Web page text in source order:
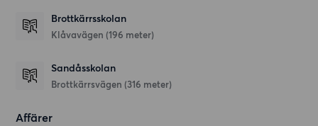
Brottkärrsskolan
Klåvavägen (196 meter)
Sandåsskolan
Brottkärrsvägen (316 meter)
Affärer